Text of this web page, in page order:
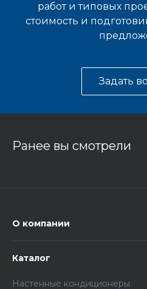
работ и типовых
стоимость и
Задать
Ранее вы смотрели
О компании
Каталог
Настенные кондиционеры